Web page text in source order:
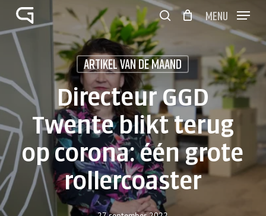
main
content
Menu
Winkelwagen Close
Cart
Artikel van de maand
Directeur GGD
Twente blikt terug
op corona: één grote
rollercoaster
Close
Menu